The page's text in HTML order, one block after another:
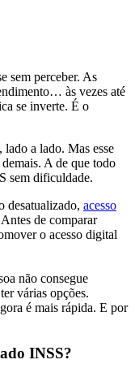
sem perceber. As
às vezes até
se inverte. É o
a lado. Mas esse
A de que todo
sem dificuldade.
desatualizado, acesso
de comparar
o acesso digital
não consegue
várias opções.
é mais rápida. E por
INSS?